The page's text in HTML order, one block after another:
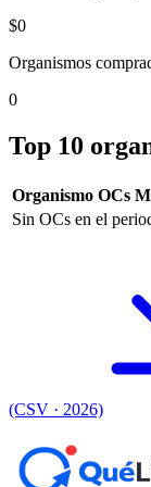
$0
Organismos
0
Top 10
Organismo OCs
Sin OCs en el
(CSV · 2026)